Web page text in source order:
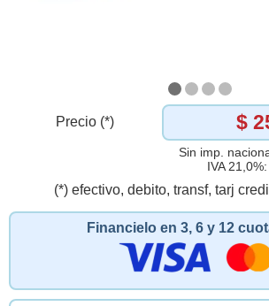
Precio (*) $
Sin imp.
IVA
(*) efectivo, debito, transf, tarj
Financielo en 3, 6 y 12